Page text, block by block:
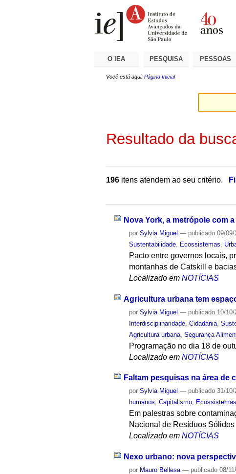
O IEA PESQUISA PESSOAS
Você está aqui: Página Inicial
Resultado da
196 itens atendem ao seu critério.
Nova York, a metrópole com
porSylvia Miguel — publicado 09/
Sustentabilidade
Ecossistemas
Pacto entre governos locais,
montanhas de Catskill e
Localizado em NOTÍCIAS
Agricultura urbana tem
porSylvia Miguel — publicado 10/
Interdisciplinaridade ,Cidadania ,
Agricultura urbana ,Segurança
Programação no dia 18 de
Localizado em NOTÍCIAS
Faltam pesquisas na área de
porSylvia Miguel — publicado 31/
humanos,Capitalismo, Ecossistemas
Em palestras sobre
Nacional de Resíduos Sólidos
Localizado em NOTÍCIAS
Nexo urbano: nova
por Mauro Bellesa — publicado 08/